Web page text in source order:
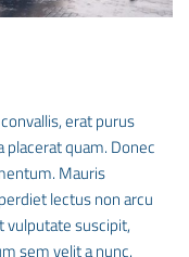
erat purus
quam. Donec
Mauris
lectus non arcu
vulputate suscipit,
sem velit a nunc.